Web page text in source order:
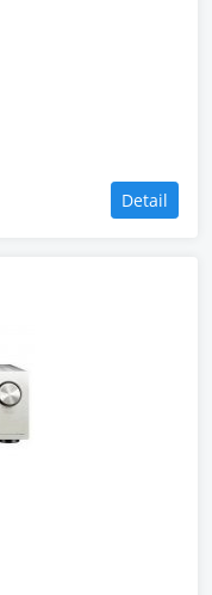
Detail